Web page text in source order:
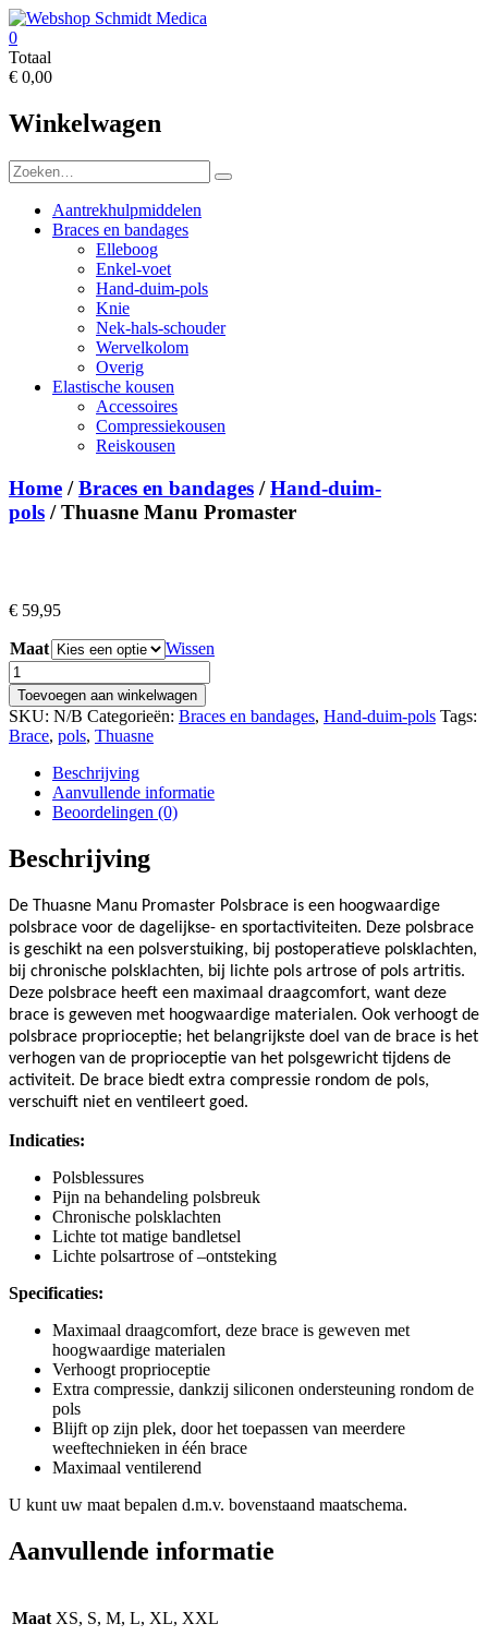
Ga
naar
de
inhoud
Webshop
Schmidt
0
Totaal
€ 0,00
Winkelwagen
Aantrekhulpmiddelen
Braces en bandages
Elleboog
Enkel-voet
Hand-duim-pols
Knie
Nek-hals-schouder
Wervelkolom
Overig
Elastische kousen
Accessoires
Compressiekousen
Reiskousen
Home /Braces en bandages /Hand-duim-
pols / Thuasne Manu Promaster
€ 59,95
Maat
Wissen
Thuasne
Manu
Promaster
aantal
Toevoegen aan winkelwagen
SKU: N/B Categorieën: Braces en bandages, Hand-duim-pols Tags:
Brace, pols, Thuasne
Beschrijving
Aanvullende informatie
Beoordelingen (0)
Beschrijving
De Thuasne Manu Promaster Polsbrace is een hoogwaardige
polsbrace voor de dagelijkse- en sportactiviteiten. Deze polsbrace
is geschikt na een polsverstuiking, bij postoperatieve polsklachten,
bij chronische polsklachten, bij lichte pols artrose of pols artritis.
Deze polsbrace heeft een maximaal draagcomfort, want deze
brace is geweven met hoogwaardige materialen. Ook verhoogt de
polsbrace proprioceptie; het belangrijkste doel van de brace is het
verhogen van de proprioceptie van het polsgewricht tijdens de
activiteit. De brace biedt extra compressie rondom de pols,
verschuift niet en ventileert goed.
Indicaties:
Polsblessures
Pijn na behandeling polsbreuk
Chronische polsklachten
Lichte tot matige bandletsel
Lichte polsartrose of –ontsteking
Specificaties:
Maximaal draagcomfort, deze brace is geweven met
hoogwaardige materialen
Verhoogt proprioceptie
Extra compressie, dankzij siliconen ondersteuning rondom de
pols
Blijft op zijn plek, door het toepassen van meerdere
weeftechnieken in één brace
Maximaal ventilerend
U kunt uw maat bepalen d.m.v. bovenstaand maatschema.
Aanvullende informatie
Maat XS, S, M, L, XL, XXL